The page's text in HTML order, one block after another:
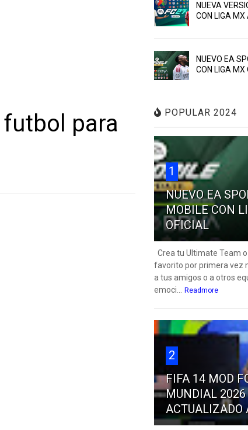
para
NUEVA
CON LIGA
NUEVO EA
CON LIGA MX
POPULAR 2024
1
NUEVO EA
MOBILE CON
OFICIAL
Crea tu Ultimate Team
favorito por primera vez
a tus amigos o a otros
emoci...
Readmore
2
FIFA 14 MOD
MUNDIAL 2026
ACTUALIZADO